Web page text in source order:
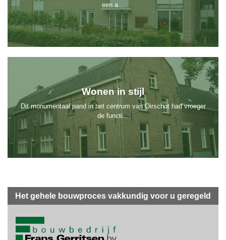
een a...
Wonen in stijl
Dit monumentaal pand in het centrum van Oirschot had vroeger
de functi...
Het gehele bouwproces vakkundig voor u geregeld